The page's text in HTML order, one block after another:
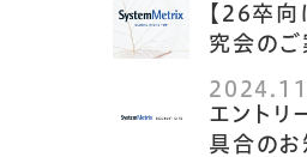
【26卒向
究会の
エントリ
具合のお